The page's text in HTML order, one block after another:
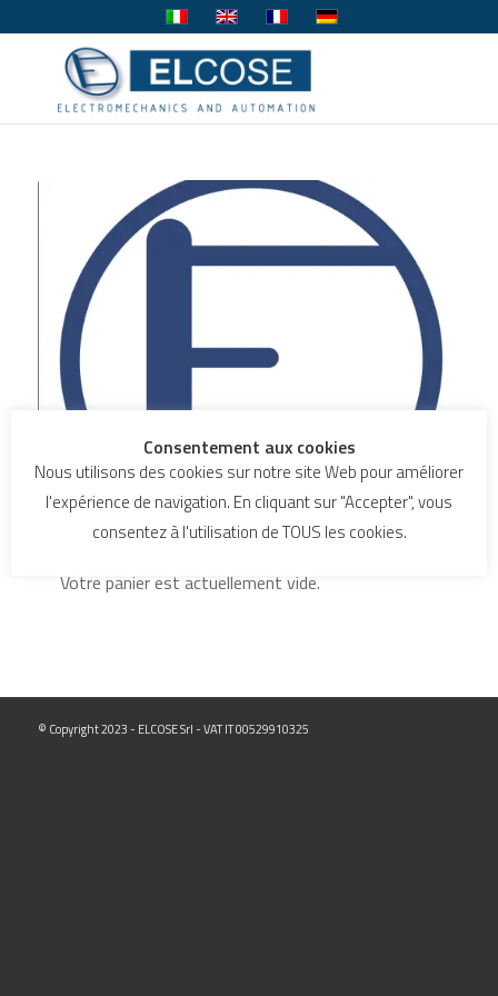
Votre panier est actuellement vide.
© Copyright 2023 - ELCOSE Srl - VAT IT 00529910325
Consentement aux cookies
Nous utilisons des cookies sur notre site Web pour améliorer
l'expérience de navigation. En cliquant sur "Accepter", vous
consentez à l'utilisation de TOUS les cookies.